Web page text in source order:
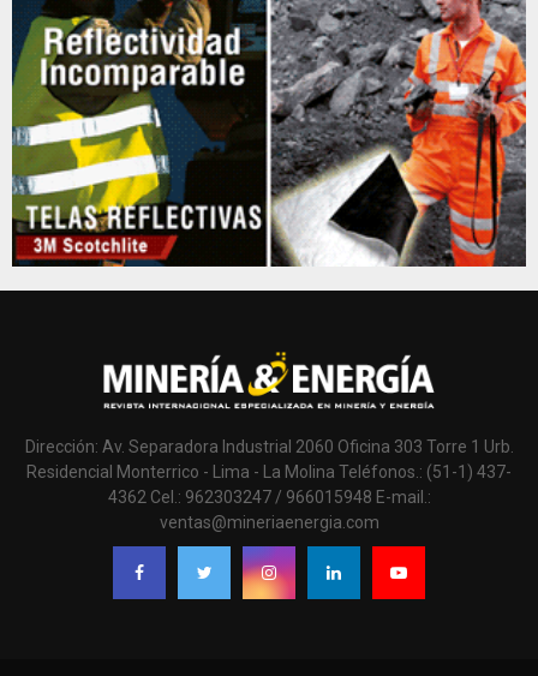
Dirección: Av. Separadora Industrial 2060 Oficina 303 Torre 1 Urb.
Residencial Monterrico - Lima - La Molina Teléfonos.: (51-1) 437-
4362 Cel.: 962303247 / 966015948 E-mail.:
ventas@mineriaenergia.com